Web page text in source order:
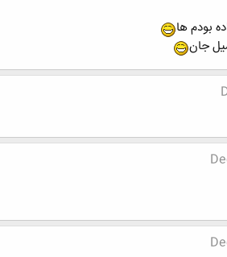
بودم ها
جان